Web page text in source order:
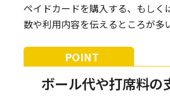
ペイドカードを購入する、もしく
数や利用内容を伝えるところが多
ボール代や打席料の